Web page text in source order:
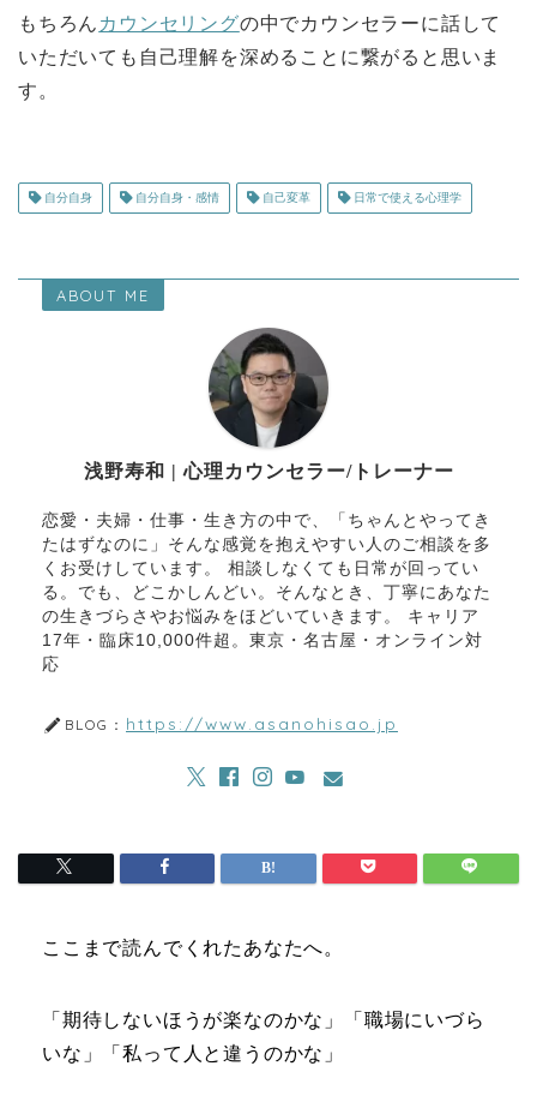
もちろん カウンセリングの中でカウンセラーに話して
いただいても自己理解を深めることに繋がると思いま
す。
自分自身 自分自身・感情 自己変革 日常で使える心理学
ABOUT ME
浅野寿和 | 心理カウンセラー/トレーナー
恋愛・夫婦・仕事・生き方の中で、「ちゃんとやってき
たはずなのに」そんな感覚を抱えやすい人のご相談を多
くお受けしています。 相談しなくても日常が回ってい
る。でも、どこかしんどい。そんなとき、丁寧にあなた
の生きづらさやお悩みをほどいていきます。 キャリア
17年・臨床10,000件超。東京・名古屋・オンライン対
応
BLOG： https://www.asanohisao.jp
ここまで読んでくれたあなたへ。
「期待しないほうが楽なのかな」「職場にいづら
いな」「私って人と違うのかな」